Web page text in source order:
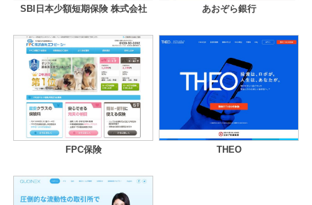
SBI日本少額短期保険 株式会社 あおぞら銀行
FPC保険 THEO